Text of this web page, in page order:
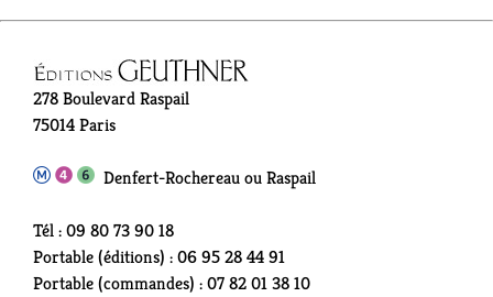
278 Boulevard Raspail
75014 Paris
Denfert-Rochereau ou Raspail
Tél : 09 80 73 90 18
Portable (éditions) : 06 95 28 44 91
Portable (commandes) : 07 82 01 38 10